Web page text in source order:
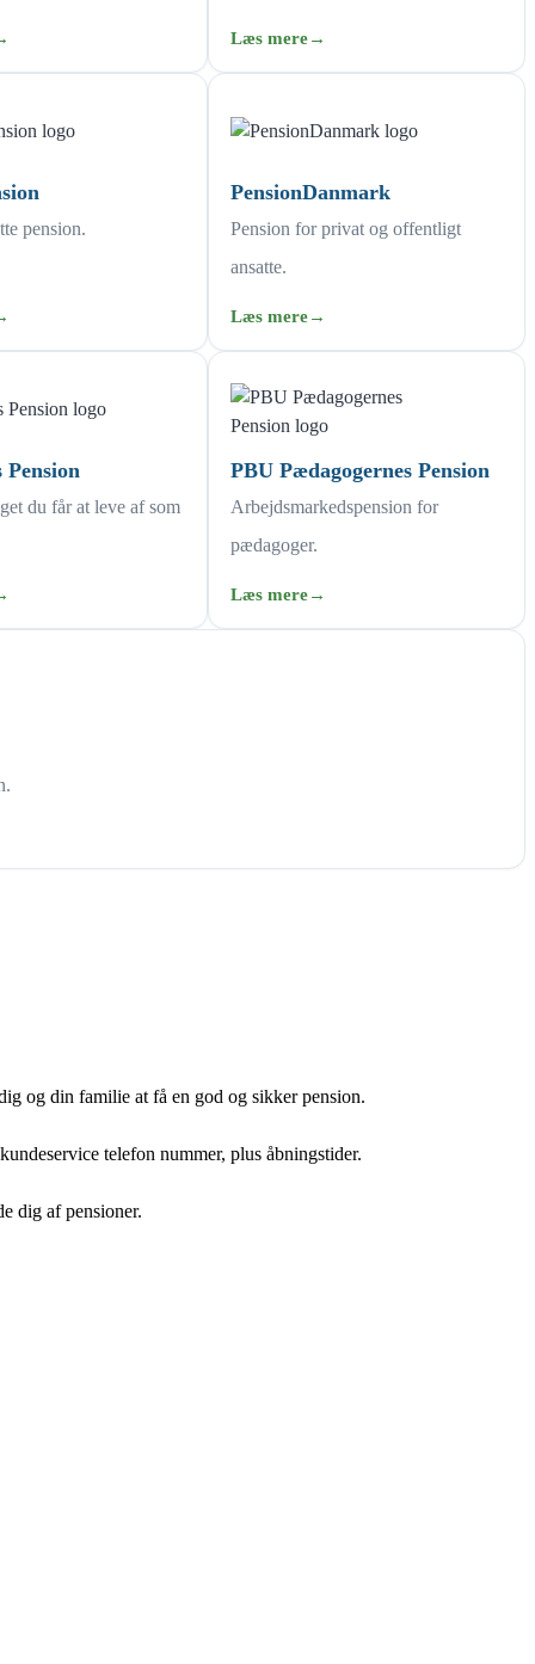
Læs mere→
pension.
PensionDanmark
Pension for privat og offentligt
ansatte.
Læs mere→
du får at leve af som
PBU Pædagogernes Pension
Arbejdsmarkedspension for
pædagoger.
Læs mere→
og din familie at få en god og sikker pension.
telefon nummer, plus åbningstider.
dig af pensioner.